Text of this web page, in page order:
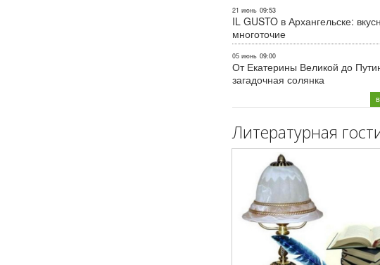
21 июнь 09:53
IL GUSTO в Архангельске:
многоточие
05 июнь 09:00
От Екатерины Великой до
загадочная солянка
Литературная